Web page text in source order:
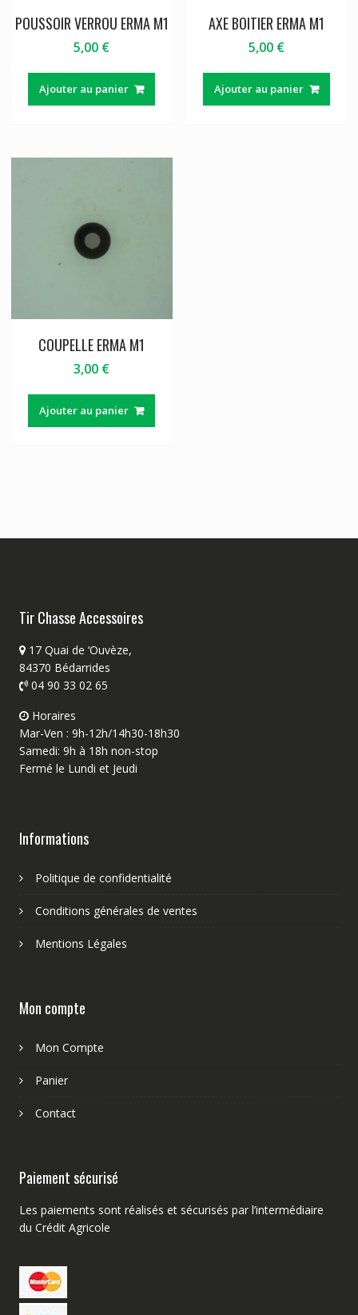
POUSSOIR VERROU ERMA M1
5,00 €
Ajouter au panier
AXE BOITIER ERMA M1
5,00 €
Ajouter au panier
COUPELLE ERMA M1
3,00 €
Ajouter au panier
Tir Chasse Accessoires
17 Quai de ‘Ouvèze,
84370 Bédarrides
04 90 33 02 65
Horaires
Mar-Ven : 9h-12h/14h30-18h30
Samedi: 9h à 18h non-stop
Fermé le Lundi et Jeudi
Informations
Politique de confidentialité
Conditions générales de ventes
Mentions Légales
Mon compte
Mon Compte
Panier
Contact
Paiement sécurisé
Les paiements sont réalisés et sécurisés par l’intermédiaire
du Crédit Agricole